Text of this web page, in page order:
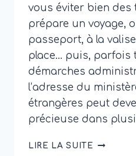
vous éviter bien des
prépare un voyage,
passeport, à la
place… puis, parfois
démarches
l’adresse du
étrangères peut
précieuse dans
LIRE LA SUITE ADRESSE